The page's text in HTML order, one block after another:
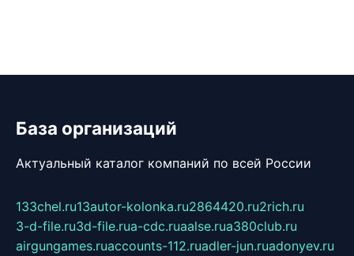
База организаций
Актуальный каталог компаний по всей России
133chel.ru13autor-kolonka.ru2864420.ru2rich.ru
3-d-file.ru3d-file.rua-cdc.ruaalse.rua380club.ru
airgungames.ruaccounts-112.ruadler-jun.ruadonyev.ru